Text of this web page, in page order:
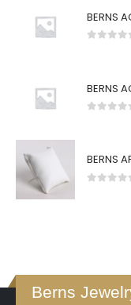
BERNS
Berns